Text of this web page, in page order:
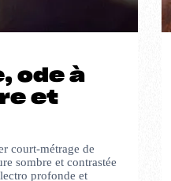
ode à
et
court-métrage de
sombre et contrastée
profonde et